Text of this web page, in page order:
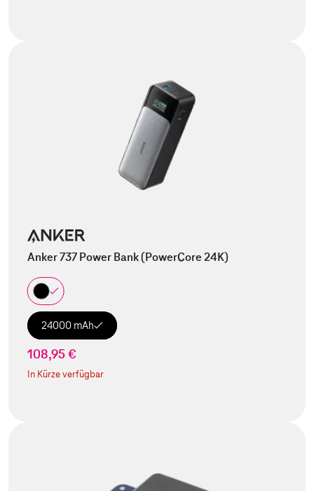
Anker 737 Power Bank (PowerCore 24K)
24000 mAh
108,95 €
In Kürze verfügbar